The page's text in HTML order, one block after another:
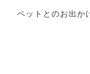
ペットとのお出か